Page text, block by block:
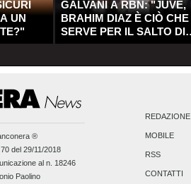
UN
GALVANI A RBN: "JUVE,
BRAHIM DIAZ È CIÒ CHE
SERVE PER IL SALTO DI
QUALITÀ"
®
del 29/11/2018
al n. 18246
Paolino
REDAZIONE
MOBILE
RSS
CONTATTI